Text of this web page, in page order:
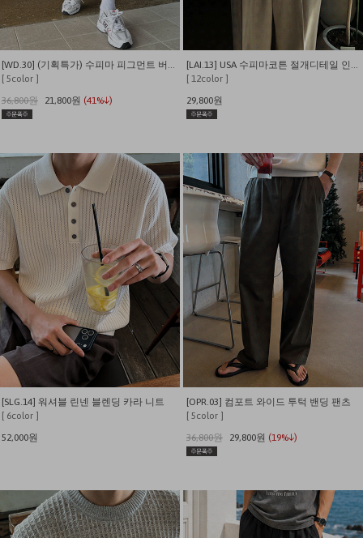
[WD.30] (기획특가) 수피마 피그먼트 버뮤다 와이드 쇼츠
[ 5color ]
36,800원
21,800원 (41%↓)
[LAI.13] USA 수피마코튼 절개디테일 인생 반팔티
[ 12color ]
29,800원
[SLG.14] 워셔블 린넨 블렌딩 카라 니트
[ 6color ]
52,000원
[OPR.03] 컴포트 와이드 투턱 밴딩 팬츠
[ 5color ]
36,800원
29,800원 (19%↓)